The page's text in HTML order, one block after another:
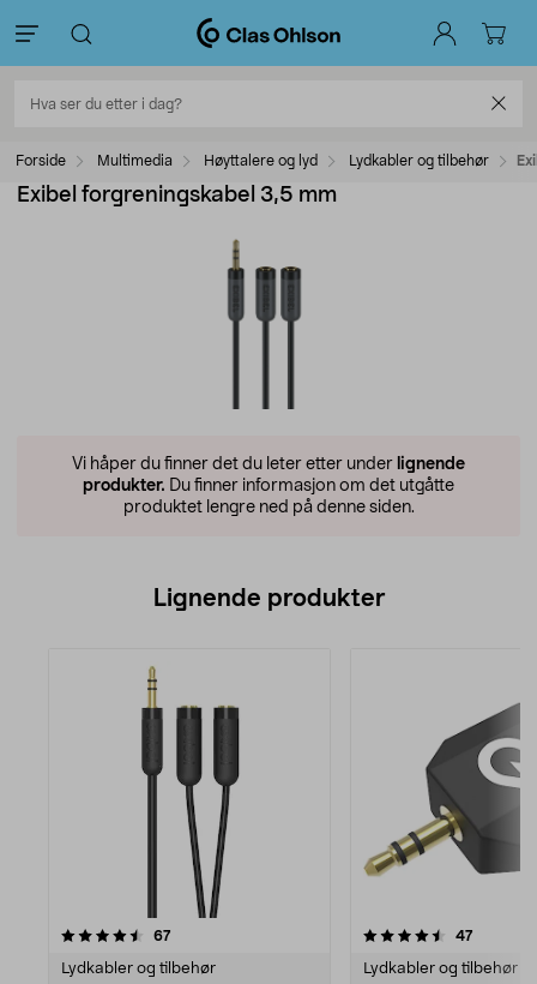
Forside Multimedia Høyttalere og lyd Lydkabler og tilbehør
Exibel forgreningskabel 3,5 mm
Vi håper du finner det du leter etter under lignende
produkter. Du finner informasjon om det utgåtte
produktet lengre ned på denne siden.
Lignende produkter
67anmeldelser
Lydkabler og tilbehør
4.5av 5 stjerner 47
Lydkabler og tilbehør
4.5av 5 stjerner